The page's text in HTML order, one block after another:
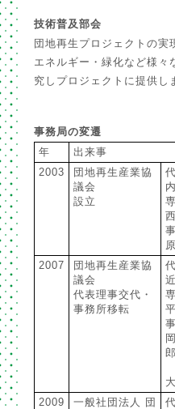
技術普及部会
団地再生プロジェクトの実
エネルギー・緑化など様々
究しプロジェクトに提供し
事務局の変遷
年
出来事
2003
団地再生産業協
議会
設立
2007
団地再生産業協
議会
代表理事交代・
事務所移転
郎
2009
一般社団法人 団